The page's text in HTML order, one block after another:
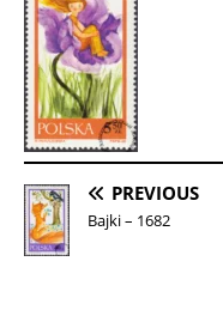
PREVIOUS
Bajki – 1682